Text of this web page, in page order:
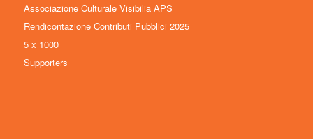
Associazione Culturale Visibilia APS
Rendicontazione Contributi Pubblici 2025
5 x 1000
Supporters